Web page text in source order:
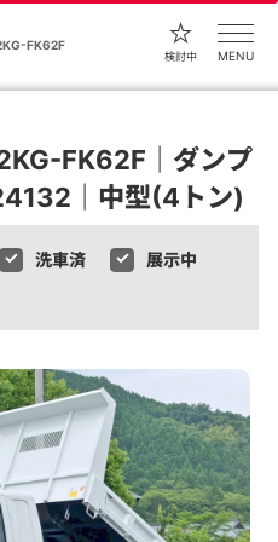
FK62F
検討中 MENU
FK62F｜ダンプ
｜中型(4トン)
洗車済
展示中